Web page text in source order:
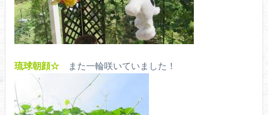
琉球朝顔☆また一輪咲いていました！